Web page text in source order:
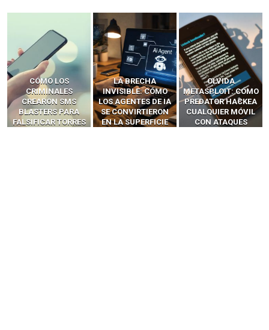
LA BRECHA
INVISIBLE: CÓMO
LOS AGENTES DE IA
SE CONVIRTIERON
EN LA SUPERFICIE
OLVIDA
METASPLOIT: CÓMO
PREDATOR HACKEA
CUALQUIER MÓVIL
CON ATAQUES
CÓMO LOS HACKERS
INTERCEPTAN OTPS
Y LLAMADAS
MÓVILES SIN
‘HACKEAR’ — EL